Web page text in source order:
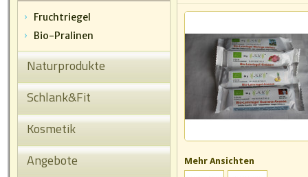
Fruchtriegel
Bio-Pralinen
Naturprodukte
Schlank&Fit
Kosmetik
Angebote
Mehr Ansichten